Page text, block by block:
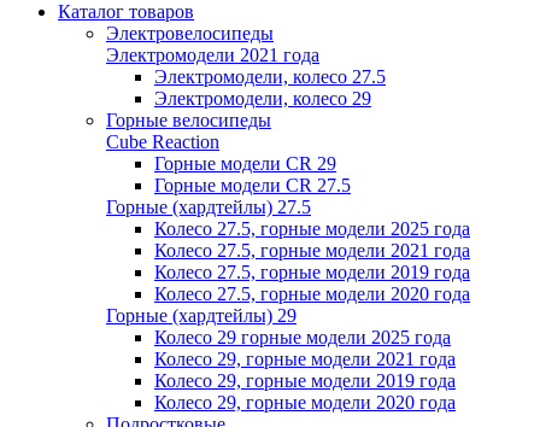
Каталог товаров
Электровелосипеды
Электромодели 2021 года
Электромодели, колесо 27.5
Электромодели, колесо 29
Горные велосипеды
Cube Reaction
Горные модели CR 29
Горные модели CR 27.5
Горные (хардтейлы) 27.5
Колесо 27.5, горные модели 2025 года
Колесо 27.5, горные модели 2021 года
Колесо 27.5, горные модели 2019 года
Колесо 27.5, горные модели 2020 года
Горные (хардтейлы) 29
Колесо 29 горные модели 2025 года
Колесо 29, горные модели 2021 года
Колесо 29, горные модели 2019 года
Колесо 29, горные модели 2020 года